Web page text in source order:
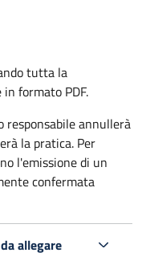
tutta la
formato PDF.
responsabile annullerà
la pratica. Per
l'emissione di un
confermata
allegare